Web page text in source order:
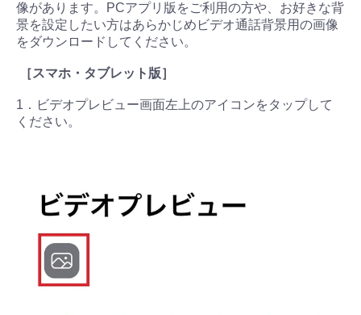
像があります。PCアプリ版をご利用の方や、お好きな背
景を設定したい方はあらかじめビデオ通話背景用の画像
をダウンロードしてください。
［スマホ・タブレット版］
1．ビデオプレビュー画面左上のアイコンをタップして
ください。